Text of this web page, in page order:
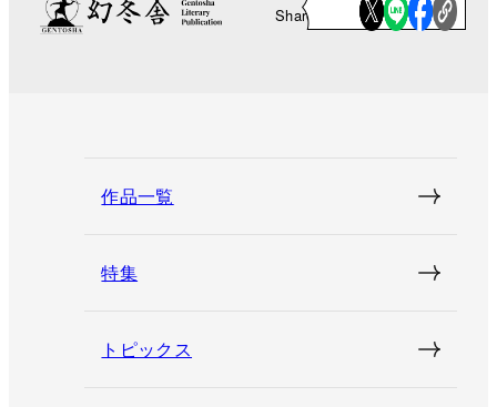
Share
作品一覧
特集
トピックス